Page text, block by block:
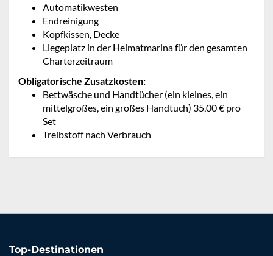
Automatikwesten
Endreinigung
Kopfkissen, Decke
Liegeplatz in der Heimatmarina für den gesamten
Charterzeitraum
Obligatorische Zusatzkosten:
Bettwäsche und Handtücher (ein kleines, ein
mittelgroßes, ein großes Handtuch) 35,00 € pro
Set
Treibstoff nach Verbrauch
Top-Destinationen